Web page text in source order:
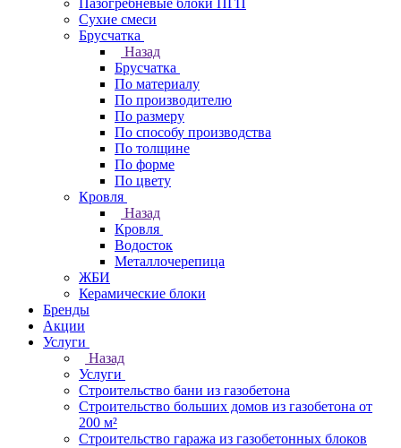
Пазогребневые блоки ПГП
Сухие смеси
Брусчатка
Назад
Брусчатка
По материалу
По производителю
По размеру
По способу производства
По толщине
По форме
По цвету
Кровля
Назад
Кровля
Водосток
Металлочерепица
ЖБИ
Керамические блоки
Бренды
Акции
Услуги
Назад
Услуги
Строительство бани из газобетона
Строительство больших домов из газобетона от
200 м²
Строительство гаража из газобетонных блоков